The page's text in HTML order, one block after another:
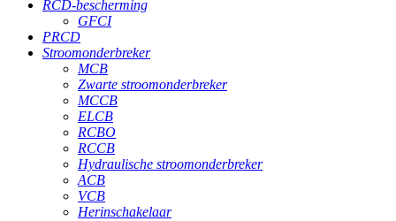
RCD-bescherming
GFCI
PRCD
Stroomonderbreker
MCB
Zwarte stroomonderbreker
MCCB
ELCB
RCBO
RCCB
Hydraulische stroomonderbreker
ACB
VCB
Herinschakelaar